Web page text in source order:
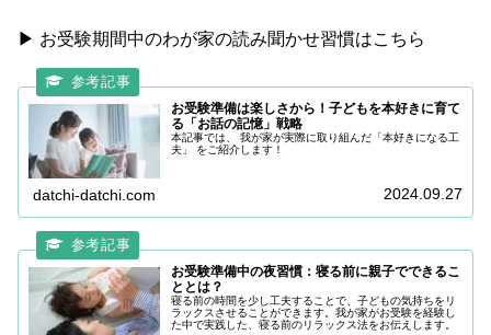
▶ お受験期間中のわが家の読み聞かせ習慣はこちら
お受験準備は楽しさから！子どもを本好きに育て
る「お話の記憶」戦略
本記事では、 我が家が実際に取り組んだ「本好きになる工
夫」 をご紹介します！
datchi-datchi.com 2024.09.27
お受験準備中の夜習慣：寝る前に親子でできるこ
ととは？
寝る前の時間を少し工夫することで、子どもの気持ちをリ
ラックスさせることができます。我が家がお受験を経験し
た中で実践した、寝る前のリラックス法をお伝えします。